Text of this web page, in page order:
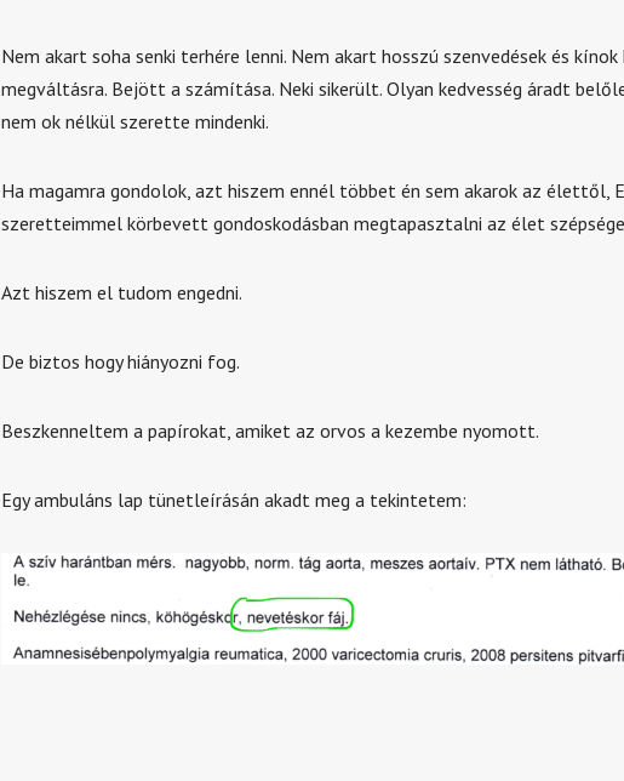
Nem akart soha senki terhére lenni. Nem akart hosszú szenvedések és
megváltásra. Bejött a számítása. Neki sikerült. Olyan kedvesség áradt
nem ok nélkül szerette mindenki.
Ha magamra gondolok, azt hiszem ennél többet én sem akarok az élettől,
szeretteimmel körbevett gondoskodásban megtapasztalni az élet
Azt hiszem el tudom engedni.
De biztos hogy hiányozni fog.
Beszkenneltem a papírokat, amiket az orvos a kezembe nyomott.
Egy ambuláns lap tünetleírásán akadt meg a tekintetem: